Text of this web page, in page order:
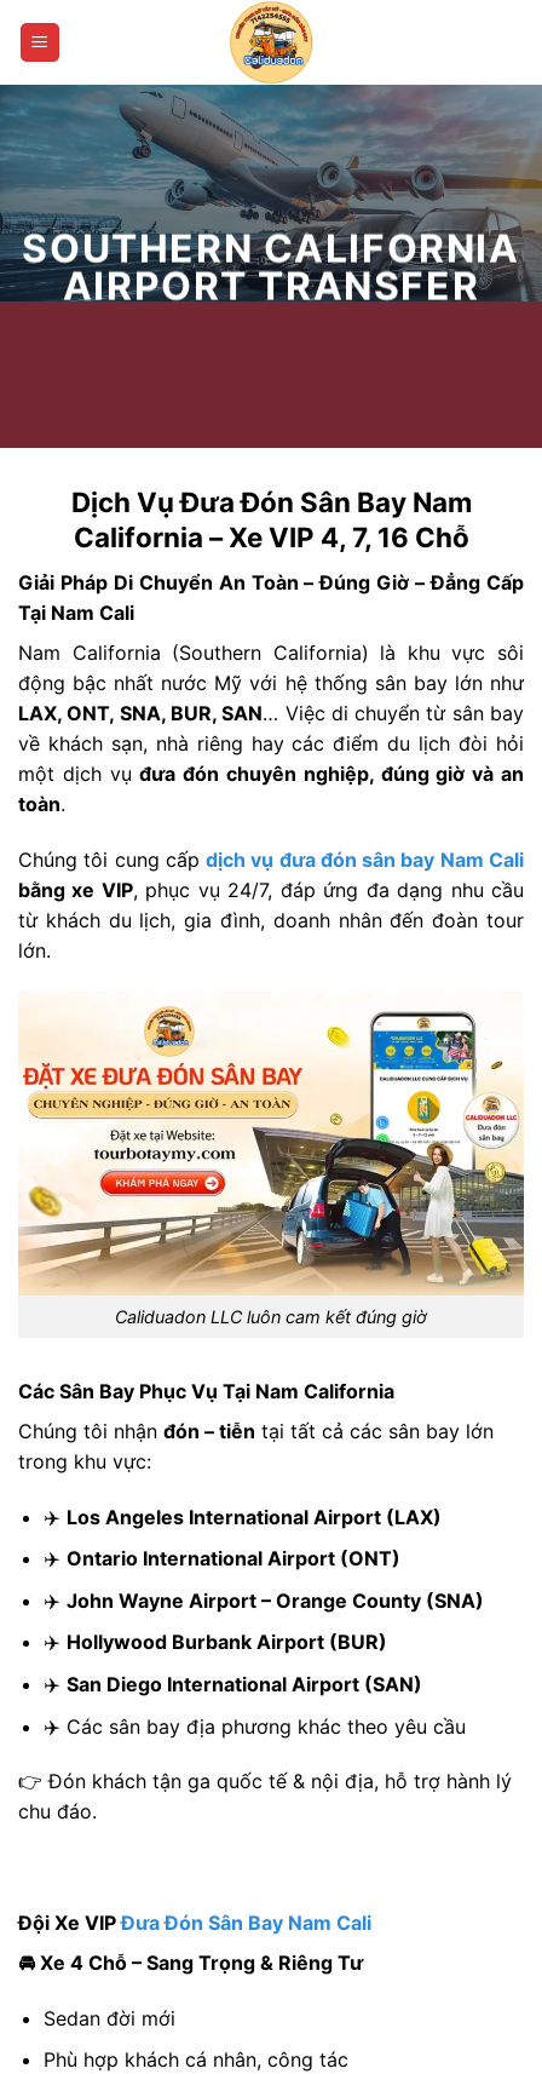
SOUTHERN CALIFORNIA
AIRPORT TRANSFER
Dịch Vụ Đưa Đón Sân Bay Nam
California – Xe VIP 4, 7, 16 Chỗ
Giải Pháp Di Chuyển An Toàn – Đúng Giờ – Đẳng Cấp
Tại Nam Cali
Nam California (Southern California) là khu vực sôi
động bậc nhất nước Mỹ với hệ thống sân bay lớn như
LAX, ONT, SNA, BUR, SAN… Việc di chuyển từ sân bay
về khách sạn, nhà riêng hay các điểm du lịch đòi hỏi
một dịch vụđưa đón chuyên nghiệp, đúng giờ và an
toàn.
Chúng tôi cung cấpdịch vụ đưa đón sân bay Nam Cali
bằng xe VIP, phục vụ 24/7, đáp ứng đa dạng nhu cầu
từ khách du lịch, gia đình, doanh nhân đến đoàn tour
lớn.
Caliduadon LLC luôn cam kết đúng giờ
Các Sân Bay Phục Vụ Tại Nam California
Chúng tôi nhận đón – tiễn tại tất cả các sân bay lớn
trong khu vực:
✈️ Los Angeles International Airport (LAX)
✈️ Ontario International Airport (ONT)
✈️ John Wayne Airport – Orange County (SNA)
✈️ Hollywood Burbank Airport (BUR)
✈️ San Diego International Airport (SAN)
✈️ Các sân bay địa phương khác theo yêu cầu
👉 Đón khách tận ga quốc tế & nội địa, hỗ trợ hành lý
chu đáo.
Đội Xe VIPĐưa Đón Sân Bay Nam Cali
🚘 Xe 4 Chỗ – Sang Trọng & Riêng Tư
Sedan đời mới
Phù hợp khách cá nhân, công tác